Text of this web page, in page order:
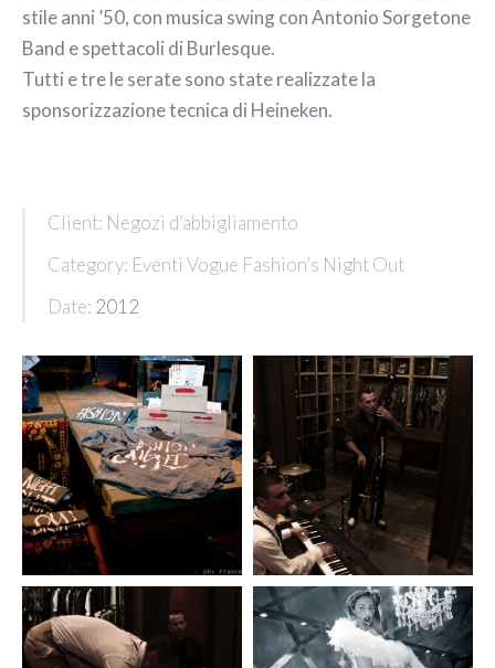
stile anni ’50, con musica swing con Antonio Sorgetone
Band e spettacoli di Burlesque.
Tutti e tre le serate sono state realizzate la
sponsorizzazione tecnica di Heineken.
Client: Negozi d’abbigliamento
Category: Eventi Vogue Fashion’s Night Out
Date: 2012